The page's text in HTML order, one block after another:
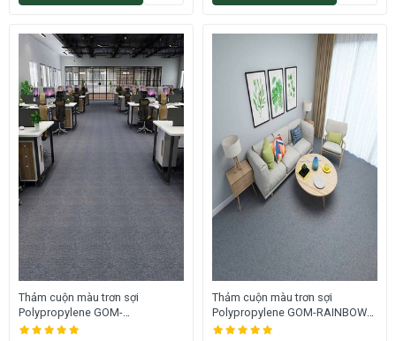
Thảm cuộn màu trơn sợi
Polypropylene GOM-
RAINBOW866 HNM
Thảm cuộn màu trơn sợi
Polypropylene GOM-RAINBOWC
HNM